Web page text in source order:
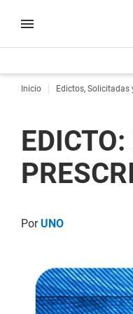
Inicio Edictos,
PorUNO